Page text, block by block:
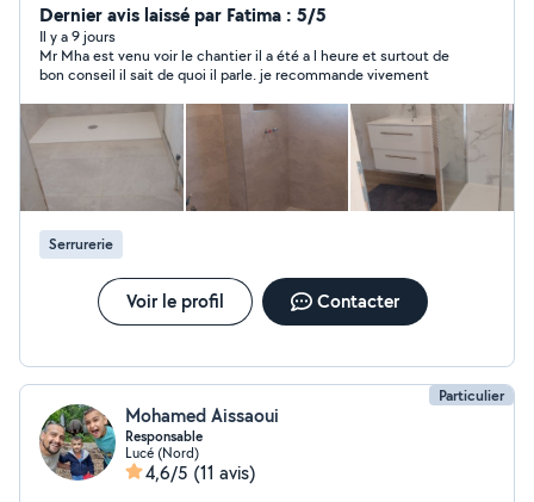
Dernier avis laissé par Fatima : 5/5
Il y a 9 jours
Mr Mha est venu voir le chantier il a été a l heure et surtout de
bon conseil il sait de quoi il parle. je recommande vivement
Serrurerie
Voir le profil Contacter
Particulier
Mohamed Aissaoui
Responsable
Lucé (Nord)
4,6/5 (11 avis)